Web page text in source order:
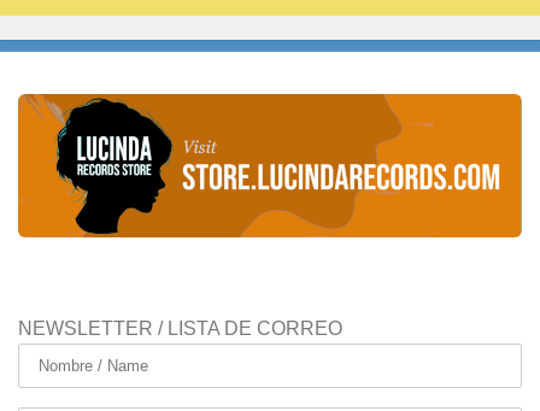
NEWSLETTER / LISTA DE CORREO